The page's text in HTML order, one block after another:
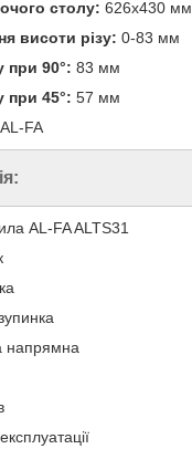
столу: 626х430 мм
висоти різу: 0-83 мм
при 90°: 83 мм
при 45°: 57 мм
AL-FA
AL-FA ALTS31
напрямна